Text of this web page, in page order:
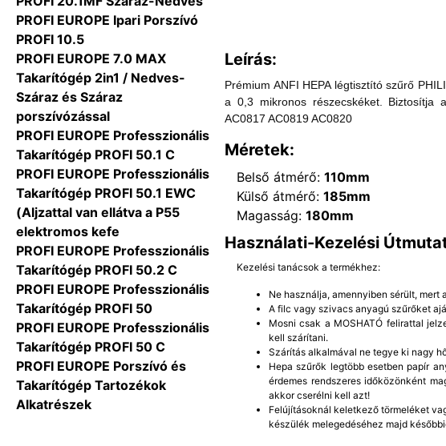
PROFI EUROPE Ipari Porszívó
PROFI 10.5
PROFI EUROPE 7.0 MAX
Takarítógép 2in1 / Nedves-
Száraz és Száraz
porszívózással
PROFI EUROPE Professzionális
Takarítógép PROFI 50.1 C
PROFI EUROPE Professzionális
Takarítógép PROFI 50.1 EWC
(Aljzattal van ellátva a P55
elektromos kefe
PROFI EUROPE Professzionális
Takarítógép PROFI 50.2 C
PROFI EUROPE Professzionális
Takarítógép PROFI 50
PROFI EUROPE Professzionális
Takarítógép PROFI 50 C
PROFI EUROPE Porszívó és
Takarítógép Tartozékok
Alkatrészek
Leírás:
Prémium ANFI HEPA légtisztító szűrő
a 0,3 mikronos részecskéket. Biztosítja
AC0817 AC0819 AC0820
Méretek:
Belső átmérő: 110mm
Külső átmérő: 185mm
Magasság: 180mm
Használati-Kezelési
Kezelési tanácsok a termékhez:
Ne használja, amennyiben sérült,
A filc vagy szivacs anyagú szűrőket
Mosni csak a MOSHATÓ felirattal
kell szárítani.
Szárítás alkalmával ne tegye ki nagy
Hepa szűrők legtöbb esetben papír
érdemes rendszeres időközönként
akkor cserélni kell azt!
Felújításoknál keletkező törmeléket
készülék melegedéséhez majd